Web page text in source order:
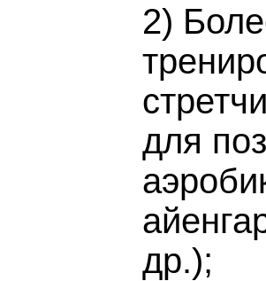
2)
для
др.);